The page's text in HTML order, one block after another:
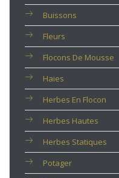
Buissons
Fleurs
Flocons De Mousse
Haies
Herbes En Flocon
Herbes Hautes
Herbes Statiques
Potager